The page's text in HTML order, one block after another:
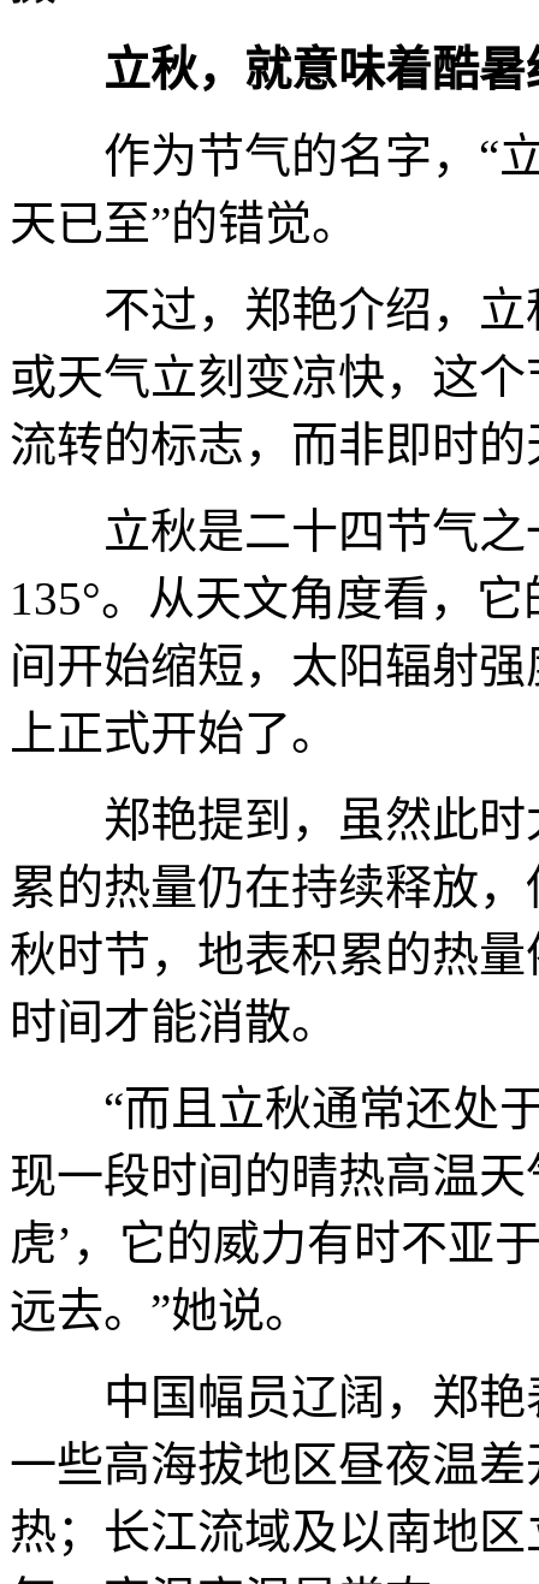
立秋，就意味着酷
作为节气的名字，“立
天已至”的错觉。
不过，郑艳介绍，立
或天气立刻变凉快，这
流转的标志，而非即时
立秋是二十四节气之
135°。从天文角度看，
间开始缩短，太阳辐射
上正式开始了。
郑艳提到，虽然此时
累的热量仍在持续释放
秋时节，地表积累的热
时间才能消散。
“而且立秋通常还处于
现一段时间的晴热高温
虎’，它的威力有时不亚
远去。”她说。
中国幅员辽阔，郑艳
一些高海拔地区昼夜温
热；长江流域及以南地